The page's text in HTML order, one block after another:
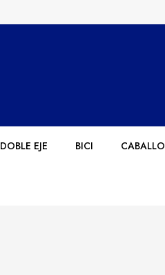
DOBLE EJE BICI CABALLO